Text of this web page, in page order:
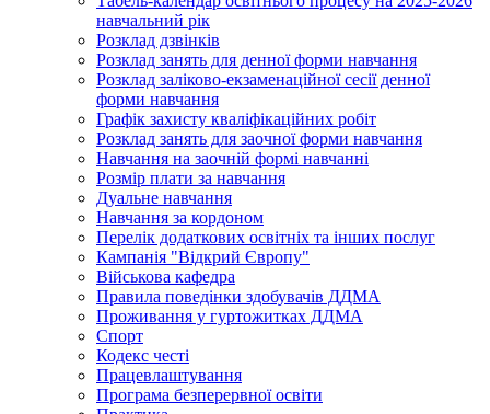
навчальний рік
Розклад дзвінків
Розклад занять для денної форми навчання
Розклад заліково-екзаменаційної сесії денної
форми навчання
Графік захисту кваліфікаційних робіт
Розклад занять для заочної форми навчання
Навчання на заочній формі навчанні
Розмір плати за навчання
Дуальне навчання
Навчання за кордоном
Перелік додаткових освітніх та інших послуг
Кампанія "Відкрий Європу"
Військова кафедра
Правила поведінки здобувачів ДДМА
Проживання у гуртожитках ДДМА
Спорт
Кодекс честі
Працевлаштування
Програма безперервної освіти